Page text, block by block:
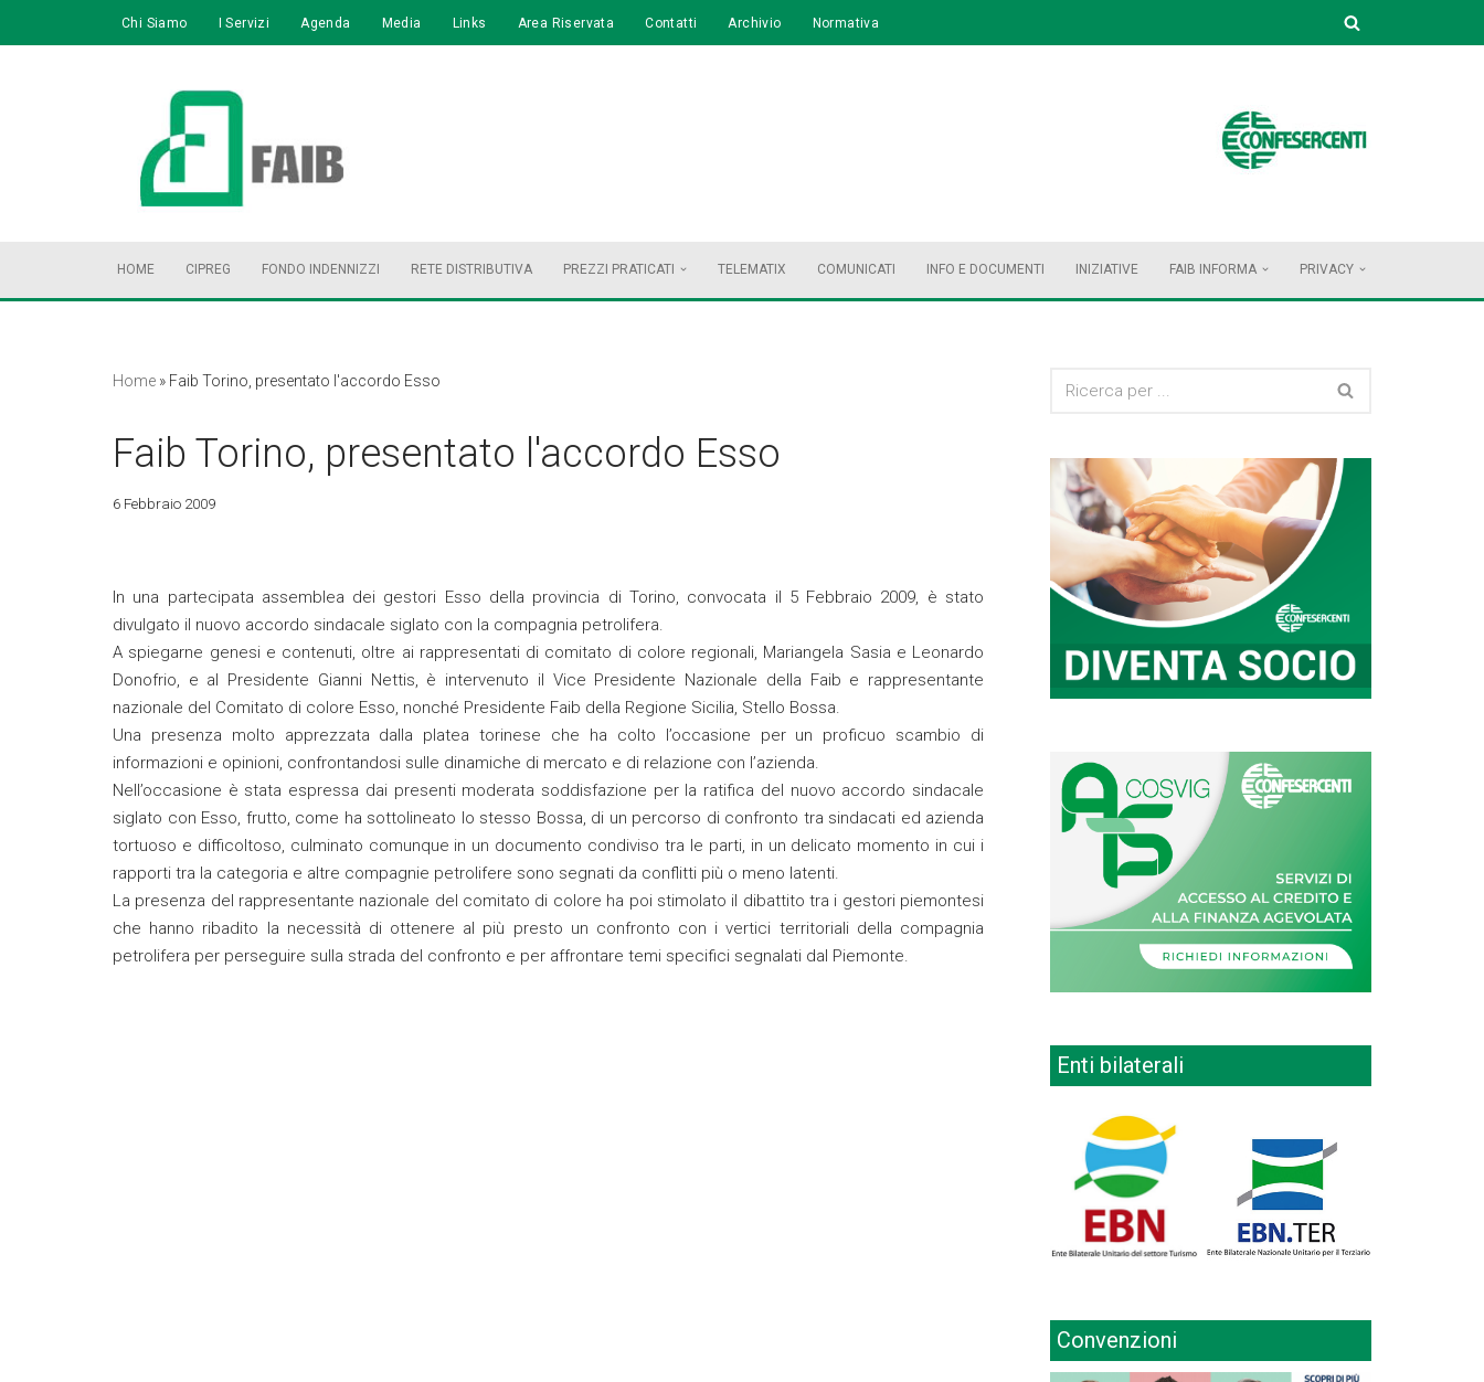
Chi Siamo I Servizi Agenda Media Links Area Riservata Contatti Archivio Normativa
HOME CIPREG FONDO INDENNIZZI RETE DISTRIBUTIVA PREZZI PRATICATI TELEMATIX COMUNICATI INFO E DOCUMENTI INIZIATIVE FAIB INFORMA PRIVACY
Home » Faib Torino, presentato l'accordo Esso
Faib Torino, presentato l'accordo Esso
6 Febbraio 2009
In una partecipata assemblea dei gestori Esso della provincia di Torino, convocata il 5 Febbraio 2009, è stato
divulgato il nuovo accordo sindacale siglato con la compagnia petrolifera.
A spiegarne genesi e contenuti, oltre ai rappresentati di comitato di colore regionali, Mariangela Sasia e Leonardo
Donofrio, e al Presidente Gianni Nettis, è intervenuto il Vice Presidente Nazionale della Faib e rappresentante
nazionale del Comitato di colore Esso, nonché Presidente Faib della Regione Sicilia, Stello Bossa.
Una presenza molto apprezzata dalla platea torinese che ha colto l’occasione per un proficuo scambio di
informazioni e opinioni, confrontandosi sulle dinamiche di mercato e di relazione con l’azienda.
Nell’occasione è stata espressa dai presenti moderata soddisfazione per la ratifica del nuovo accordo sindacale
siglato con Esso, frutto, come ha sottolineato lo stesso Bossa, di un percorso di confronto tra sindacati ed azienda
tortuoso e difficoltoso, culminato comunque in un documento condiviso tra le parti, in un delicato momento in cui i
rapporti tra la categoria e altre compagnie petrolifere sono segnati da conflitti più o meno latenti.
La presenza del rappresentante nazionale del comitato di colore ha poi stimolato il dibattito tra i gestori piemontesi
che hanno ribadito la necessità di ottenere al più presto un confronto con i vertici territoriali della compagnia
petrolifera per perseguire sulla strada del confronto e per affrontare temi specifici segnalati dal Piemonte.
Enti bilaterali
Convenzioni